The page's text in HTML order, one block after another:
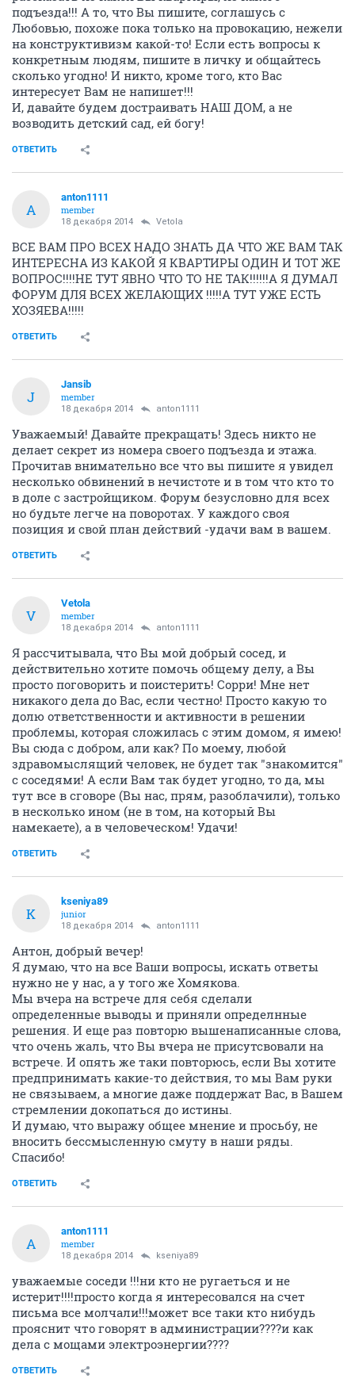
подъезда!!! А то, что Вы пишите, соглашусь с
Любовью, похоже пока только на провокацию, нежели
на конструктивизм какой-то! Если есть вопросы к
конкретным людям, пишите в личку и общайтесь
сколько угодно! И никто, кроме того, кто Вас
интересует Вам не напишет!!!
И, давайте будем достраивать НАШ ДОМ, а не
возводить детский сад, ей богу!
ОТВЕТИТЬ
A
anton1111
member
18 декабря 2014 Vetola
ВСЕ ВАМ ПРО ВСЕХ НАДО ЗНАТЬ ДА ЧТО ЖЕ ВАМ ТАК
ИНТЕРЕСНА ИЗ КАКОЙ Я КВАРТИРЫ ОДИН И ТОТ ЖЕ
ВОПРОС!!!!НЕ ТУТ ЯВНО ЧТО ТО НЕ ТАК!!!!!!А Я ДУМАЛ
ФОРУМ ДЛЯ ВСЕХ ЖЕЛАЮЩИХ !!!!!А ТУТ УЖЕ ЕСТЬ
ХОЗЯЕВА!!!!!
ОТВЕТИТЬ
J
Jansib
member
18 декабря 2014 anton1111
Уважаемый! Давайте прекращать! Здесь никто не
делает секрет из номера своего подъезда и этажа.
Прочитав внимательно все что вы пишите я увидел
несколько обвинений в нечистоте и в том что кто то
в доле с застройщиком. Форум безусловно для всех
но будьте легче на поворотах. У каждого своя
позиция и свой план действий -удачи вам в вашем.
ОТВЕТИТЬ
V
Vetola
member
18 декабря 2014 anton1111
Я рассчитывала, что Вы мой добрый сосед, и
действительно хотите помочь общему делу, а Вы
просто поговорить и поистерить! Сорри! Мне нет
никакого дела до Вас, если честно! Просто какую то
долю ответственности и активности в решении
проблемы, которая сложилась с этим домом, я имею!
Вы сюда с добром, али как? По моему, любой
здравомыслящий человек, не будет так "знакомится"
с соседями! А если Вам так будет угодно, то да, мы
тут все в сговоре (Вы нас, прям, разоблачили), только
в несколько ином (не в том, на который Вы
намекаете), а в человеческом! Удачи!
ОТВЕТИТЬ
K
kseniya89
junior
18 декабря 2014 anton1111
Антон, добрый вечер!
Я думаю, что на все Ваши вопросы, искать ответы
нужно не у нас, а у того же Хомякова.
Мы вчера на встрече для себя сделали
определенные выводы и приняли определнные
решения. И еще раз повторю вышенаписанные слова,
что очень жаль, что Вы вчера не присутсвовали на
встрече. И опять же таки повторюсь, если Вы хотите
предпринимать какие-то действия, то мы Вам руки
не связываем, а многие даже поддержат Вас, в Вашем
стремлении докопаться до истины.
И думаю, что выражу общее мнение и просьбу, не
вносить бессмысленную смуту в наши ряды.
Спасибо!
ОТВЕТИТЬ
A
anton1111
member
18 декабря 2014 kseniya89
уважаемые соседи !!!ни кто не ругаеться и не
истерит!!!!просто когда я интересовался на счет
письма все молчали!!!может все таки кто нибудь
прояснит что говорят в администрации????и как
дела с мощами электроэнергии????
ОТВЕТИТЬ